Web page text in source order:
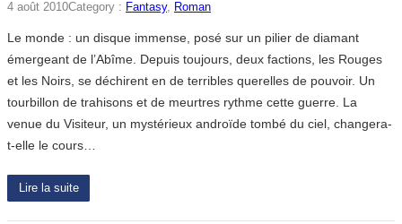
4 août 2010Category : Fantasy, Roman
Le monde : un disque immense, posé sur un pilier de diamant
émergeant de l’Abîme. Depuis toujours, deux factions, les Rouges
et les Noirs, se déchirent en de terribles querelles de pouvoir. Un
tourbillon de trahisons et de meurtres rythme cette guerre. La
venue du Visiteur, un mystérieux androïde tombé du ciel, changera-
t-elle le cours…
Lire la suite